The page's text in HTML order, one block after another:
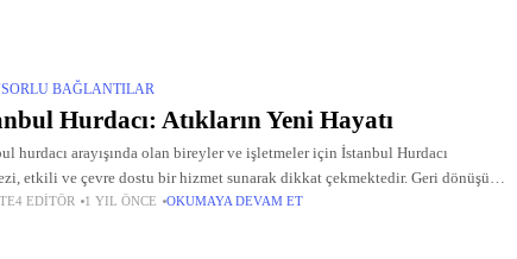
BAĞLANTILAR
Hurdacı: Atıkların Yeni Hayatı
hurdacı arayışında olan bireyler ve işletmeler için İstanbul Hurdacı
etkili ve çevre dostu bir hizmet sunarak dikkat çekmektedir. Geri dönüşüm
sayesinde atıklar, yeni kullanılabilir kaynaklara dönüştürülmektedir.
EDITÖR 1 YIL ÖNCE OKUMAYA DEVAM ET